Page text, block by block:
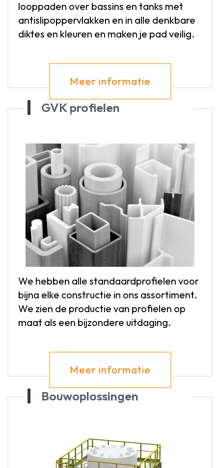
looppaden over bassins en tanks met
antislipoppervlakken en in alle denkbare
diktes en kleuren en maken je pad veilig.
Meer informatie
GVK profielen
We hebben alle standaardprofielen voor
bijna elke constructie in ons assortiment.
We zien de productie van profielen op
maat als een bijzondere uitdaging.
Meer informatie
Bouwoplossingen